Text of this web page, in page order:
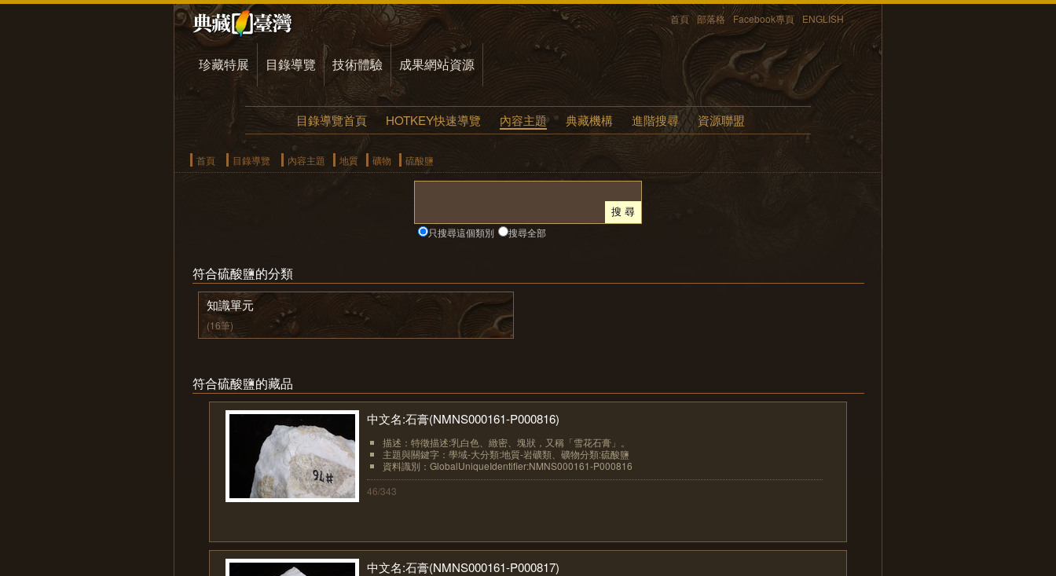
首頁 部落格 Facebook專頁 ENGLISH
珍藏特展 目錄導覽 技術體驗 成果網站資源
目錄導覽首頁 HOTKEY快速導覽 內容主題 典藏機構 進階搜尋 資源聯盟
首頁 目錄導覽 內容主題 地質 礦物 硫酸鹽
只搜尋這個類別 搜尋全部
符合硫酸鹽的分類
知識單元
(16筆)
符合硫酸鹽的藏品
中文名:石膏(NMNS000161-P000816)
描述：特徵描述:乳白色、緻密、塊狀，又稱「雪花石膏」。
主題與關鍵字：學域-大分類:地質-岩礦類、礦物分類:硫酸鹽
資料識別：GlobalUniqueIdentifier:NMNS000161-P000816
46/343
中文名:石膏(NMNS000161-P000817)